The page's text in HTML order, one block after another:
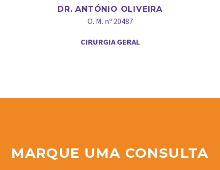
DR. ANTÓNIO OLIVEIRA
O. M. nº 20487
CIRURGIA GERAL
MARQUE UMA CONSULTA